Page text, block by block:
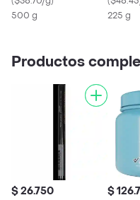
500 g
225 g
Productos
$ 26.750 $